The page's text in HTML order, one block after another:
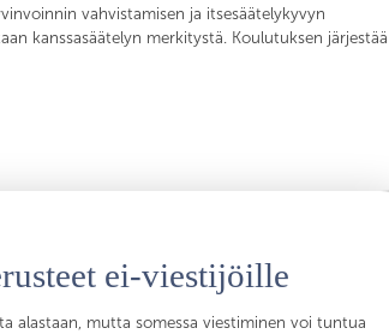
vahvistamisen ja itsesäätelykyvyn
kanssasäätelyn merkitystä. Koulutuksen järjestää
ei-viestijöille
alastaan, mutta somessa viestiminen voi tuntua